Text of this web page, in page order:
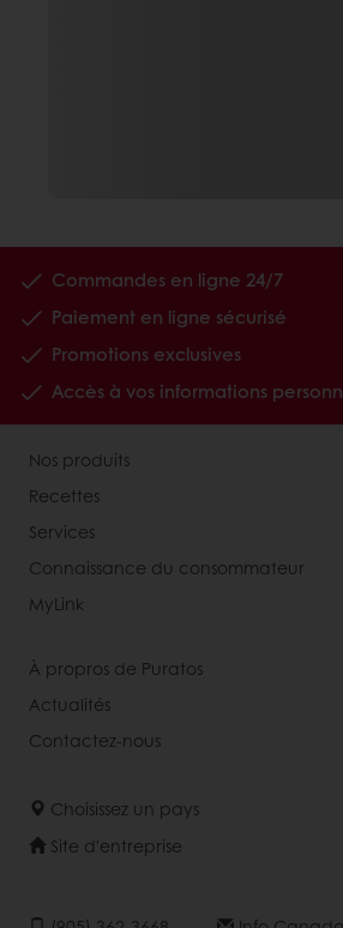
Commandes en ligne 24/7
Paiement en ligne sécurisé
Promotions exclusives
Accès à vos informations
Nos produits
Recettes
Services
Connaissance du consommateur
MyLink
À propros de Puratos
Actualités
Contactez-nous
Choisissez un pays
Site d'entreprise